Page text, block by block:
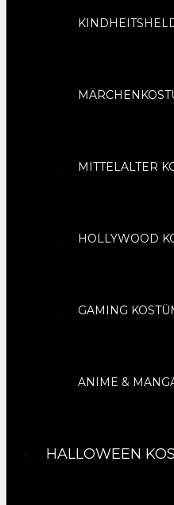
MITTELALTER
HOLLYWOOD
GAMING
ANIME &
HALLOWEEN